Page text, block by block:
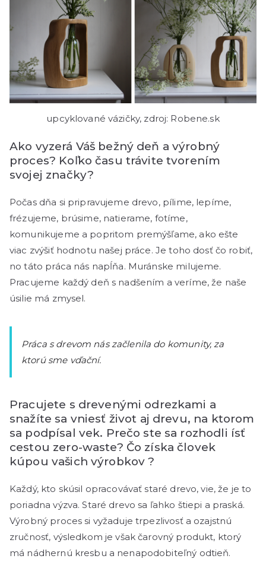
upcyklované vázičky, zdroj: Robene.sk
Ako vyzerá Váš bežný deň a výrobný
proces? Koľko času trávite tvorením
svojej značky?
Počas dňa si pripravujeme drevo, pílime, lepíme,
frézujeme, brúsime, natierame, fotíme,
komunikujeme a popritom premýšľame, ako ešte
viac zvýšiť hodnotu našej práce. Je toho dosť čo robiť,
no táto práca nás napĺňa. Muránske milujeme.
Pracujeme každý deň s nadšením a veríme, že naše
úsilie má zmysel.
Práca s drevom nás začlenila do komunity, za
ktorú sme vďační.
Pracujete s drevenými odrezkami a
snažíte sa vniesť život aj drevu, na ktorom
sa podpísal vek. Prečo ste sa rozhodli ísť
cestou zero-waste? Čo získa človek
kúpou vašich výrobkov ?
Každý, kto skúsil opracovávať staré drevo, vie, že je to
poriadna výzva. Staré drevo sa ľahko štiepi a praská.
Výrobný proces si vyžaduje trpezlivosť a ozajstnú
zručnosť, výsledkom je však čarovný produkt, ktorý
má nádhernú kresbu a nenapodobiteľný odtieň.